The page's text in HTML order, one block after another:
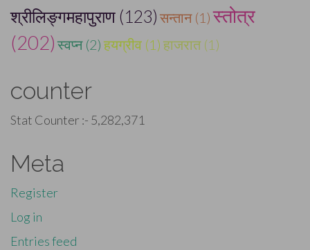
श्रीलिङ्गमहापुराण (123) सन्तान (1) स्तोत्र
(202) स्वप्न (2) हयग्रीव (1) हाजरात (1)
counter
Stat Counter :- 5,282,371
Meta
Register
Log in
Entries feed